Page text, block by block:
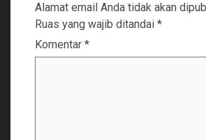
Alamat email Anda tidak akan
Ruas yang wajib ditandai *
Komentar *